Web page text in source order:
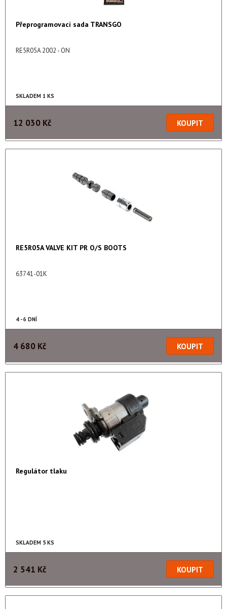
Přeprogramovací sada TRANSGO
RE5R05A 2002 - ON
SKLADEM 1 KS
12 030 Kč
RE5R05A VALVE KIT PR O/S BOOTS
63741-01K
4 - 6 DNÍ
4 680 Kč
Regulátor tlaku
SKLADEM 5 KS
2 541 Kč